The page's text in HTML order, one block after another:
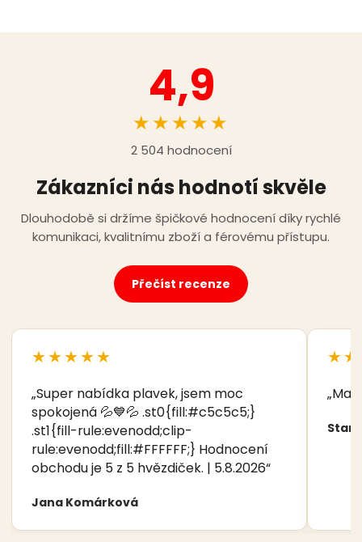
4,9
★★★★★
2 504 hodnocení
Zákazníci nás hodnotí skvěle
Dlouhodobě si držíme špičkové hodnocení díky rychlé
komunikaci, kvalitnímu zboží a férovému přístupu.
Přečíst recenze
★★★★★
„Super nabídka plavek, jsem moc
spokojená 💦💙💦 .st0{fill:#c5c5c5;}
.st1{fill-rule:evenodd;clip-
rule:evenodd;fill:#FFFFFF;} Hodnocení
obchodu je 5 z 5 hvězdiček. | 5.8.2026“
Jana Komárková